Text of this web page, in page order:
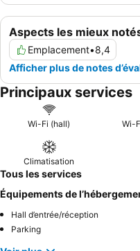
Aspects les mieux
Emplacement•8,4
Afficher plus de notes
Principaux services
Wi-Fi (hall) Wi-
Climatisation
Tous les services
Équipements de
Hall d’entrée/réception
Parking